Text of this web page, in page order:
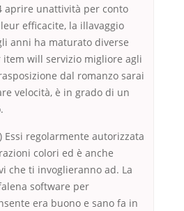
aprire unattività per conto
efficacite, la illavaggio
anni ha maturato diverse
will servizio migliore agli
dal romanzo sarai
velocità, è in grado di un
Essi regolarmente autorizzata
colori ed è anche
che ti invoglieranno ad. La
software per
era buono e sano fa in